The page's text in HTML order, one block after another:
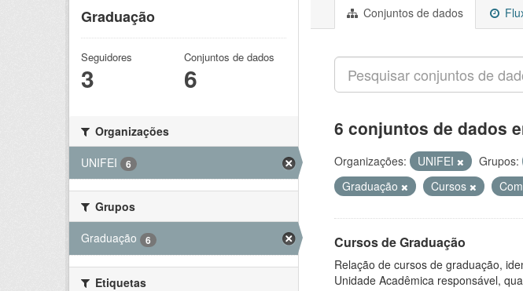
Graduação
Seguidores
3
Conjuntos de dados
6
Organizações
UNIFEI
6
Grupos
Graduação
6
Etiquetas
Conjuntos de dados
6 conjuntos de dados
Organizações: UNIFEI Grupos:
Graduação
Cursos
Cursos de Graduação
Relação de cursos de graduação,
Unidade Acadêmica responsável,